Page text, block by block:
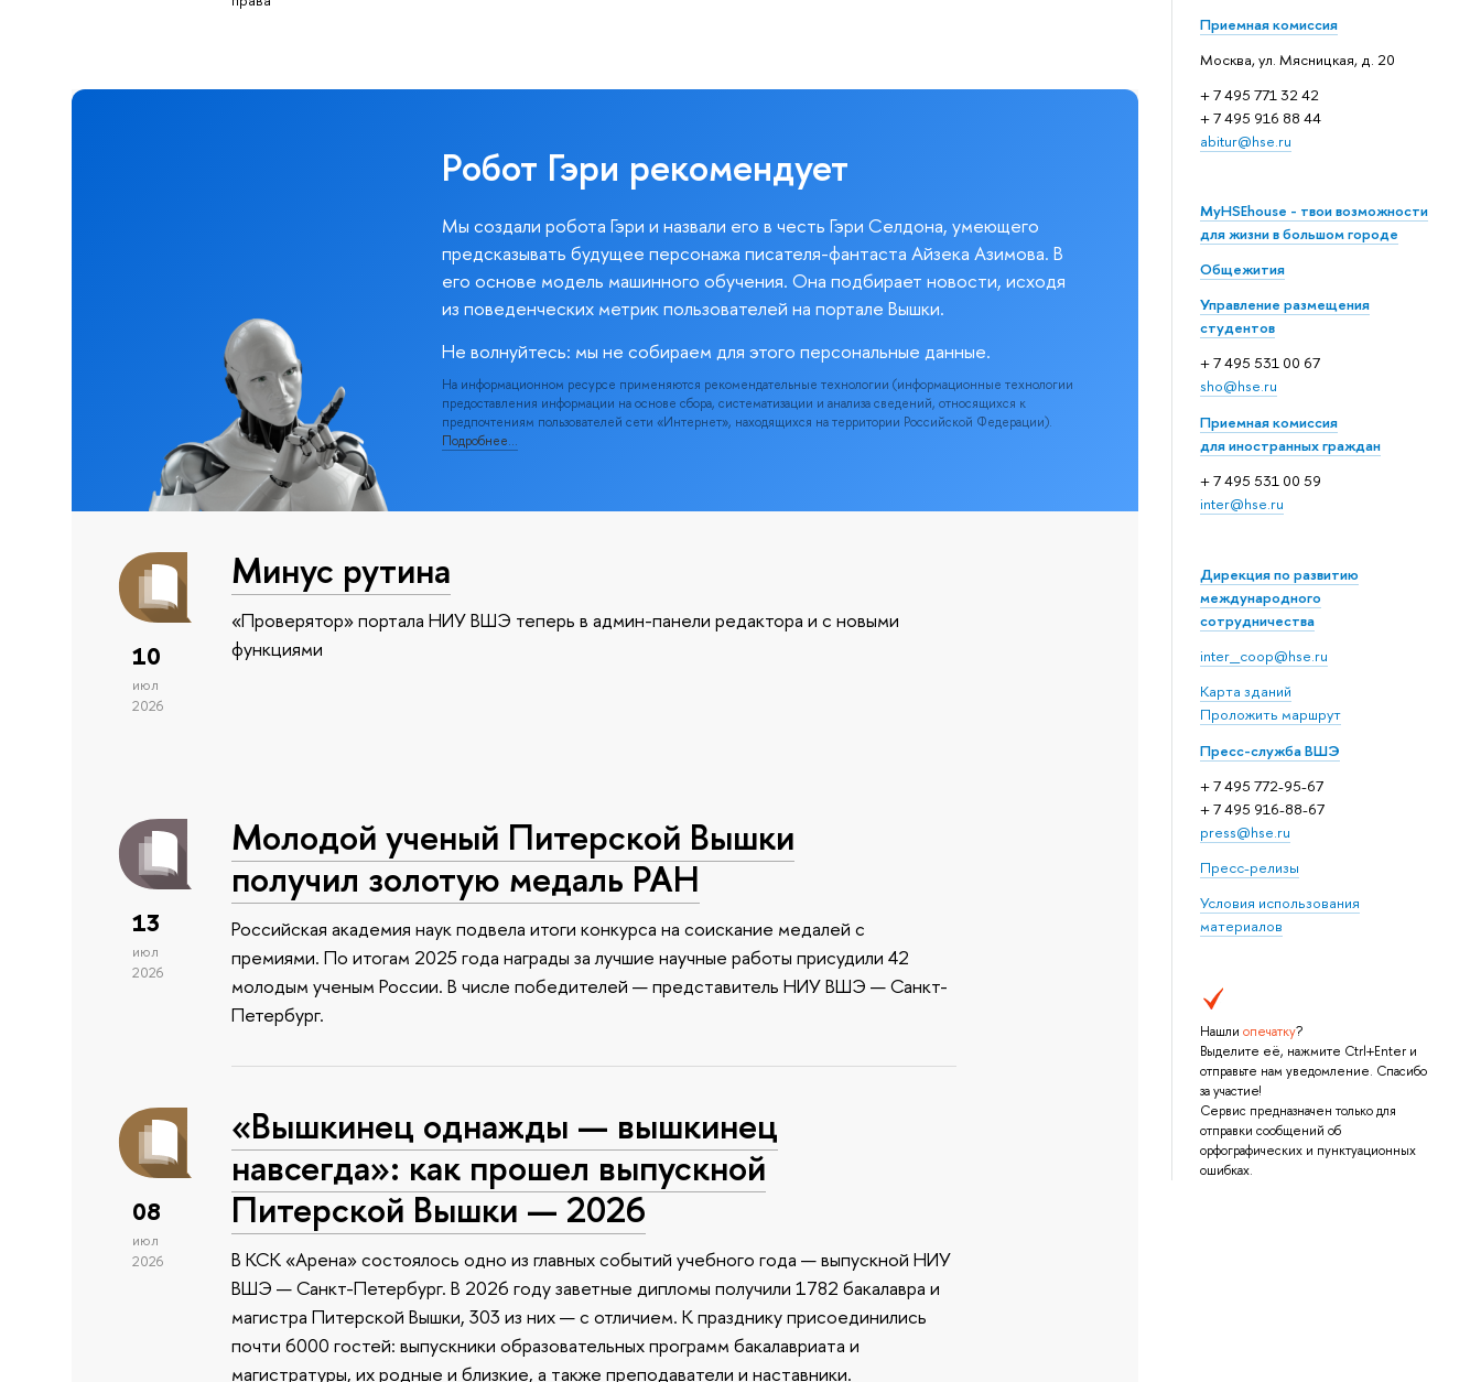
Приемная комиссия
Москва, ул. Мясницкая, д. 20
+ 7 495 771 32 42
+ 7 495 916 88 44
abitur@hse.ru
MyHSEhouse - твои возможности
для жизни в большом городе
Общежития
Управление размещения
студентов
+ 7 495 531 00 67
sho@hse.ru
Приемная комиссия
для иностранных граждан
+ 7 495 531 00 59
inter@hse.ru
Дирекция по развитию
международного
сотрудничества
inter_coop@hse.ru
Карта зданий
Проложить маршрут
Пресс-служба ВШЭ
+ 7 495 772-95-67
+ 7 495 916-88-67
press@hse.ru
Пресс-релизы
Условия использования
материалов
Нашли опечатку?
Выделите её, нажмите Ctrl+Enter и
отправьте нам уведомление. Спасибо
за участие!
Сервис предназначен только для
отправки сообщений об
орфографических и пунктуационных
ошибках.
Робот Гэри рекомендует
Мы создали робота Гэри и назвали его в честь Гэри Селдона, умеющего
предсказывать будущее персонажа писателя-фантаста Айзека Азимова. В
его основе модель машинного обучения. Она подбирает новости, исходя
из поведенческих метрик пользователей на портале Вышки.
Не волнуйтесь: мы не собираем для этого персональные данные.
На информационном ресурсе применяются рекомендательные технологии (информационные технологии
предоставления информации на основе сбора, систематизации и анализа сведений, относящихся к
предпочтениям пользователей сети «Интернет», находящихся на территории Российской Федерации).
Подробнее…
10
июл
2026
Минус рутина
«Проверятор» портала НИУ ВШЭ теперь в админ-панели редактора и с новыми
функциями
13
июл
2026
Молодой ученый Питерской Вышки
получил золотую медаль РАН
Российская академия наук подвела итоги конкурса на соискание медалей с
премиями. По итогам 2025 года награды за лучшие научные работы присудили 42
молодым ученым России. В числе победителей — представитель НИУ ВШЭ — Санкт-
Петербург.
08
июл
2026
«Вышкинец однажды — вышкинец
навсегда»: как прошел выпускной
Питерской Вышки — 2026
В КСК «Арена» состоялось одно из главных событий учебного года — выпускной НИУ
ВШЭ — Санкт-Петербург. В 2026 году заветные дипломы получили 1782 бакалавра и
магистра Питерской Вышки, 303 из них — с отличием. К празднику присоединились
почти 6000 гостей: выпускники образовательных программ бакалавриата и
магистратуры, их родные и близкие, а также преподаватели и наставники.